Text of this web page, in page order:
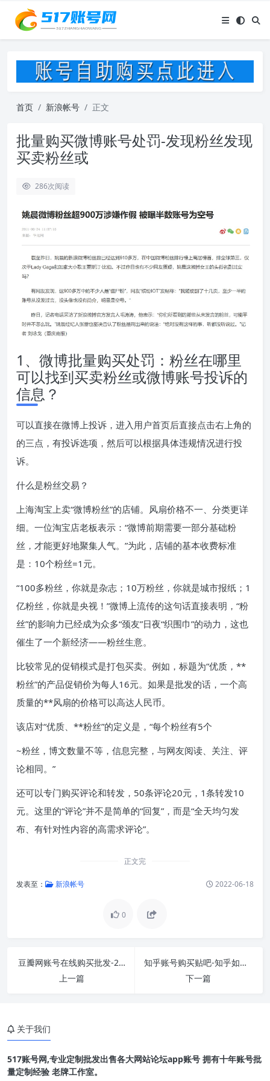
首页 新浪帐号 正文
批量购买微博账号处罚-发现粉丝发现
买卖粉丝或
286次阅读
1、微博批量购买处罚：粉丝在哪里
可以找到买卖粉丝或微博账号投诉的
信息？
可以直接在微博上投诉，进入用户首页后直接点击右上角的
的三点，有投诉选项，然后可以根据具体违规情况进行投
诉。
什么是粉丝交易？
上海淘宝上卖“微博粉丝”的店铺。风扇价格不一、分类更详
细。一位淘宝店老板表示：“微博前期需要一部分基础粉
丝，才能更好地聚集人气。”为此，店铺的基本收费标准
是：10个粉丝=1元。
“100多粉丝，你就是杂志；10万粉丝，你就是城市报纸；1
亿粉丝，你就是央视！”微博上流传的这句话直接表明，“粉
丝”的影响力已经成为众多“颈友”日夜“织围巾”的动力，这也
催生了一个新经济——粉丝生意。
比较常见的促销模式是打包买卖。例如，标题为“优质，**
粉丝”的产品促销价为每人16元。如果是批发的话，一个高
质量的**风扇的价格可以高达人民币。
该店对“优质、**粉丝”的定义是，“每个粉丝有5个
~粉丝，博文数量不等，信息完整，与网友阅读、关注、评
论相同。”
还可以专门购买评论和转发，50条评论20元，1条转发10
元。这里的“评论”并不是简单的“回复”，而是“全天均匀发
布、有针对性内容的高需求评论”。
正文完
发表至： 新浪帐号 2022-06-18
0
豆瓣网账号在线购买批发-22元可买入一个豆瓣账
上一篇
知乎账号购买贴吧-知乎如何发帖？
下一篇
关于我们
517账号网,专业定制批发出售各大网站论坛app账号 拥有十年账号批
量定制经验 老牌工作室。